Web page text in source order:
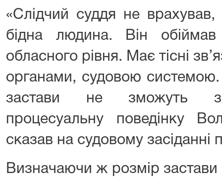
«Слідчий суддя не
бідна людина. Він
обласного рівня. Має тісні
органами, судовою
застави не зможуть
процесуальну поведінку
сказав на судовому засіданні
Визначаючи ж розмір застави